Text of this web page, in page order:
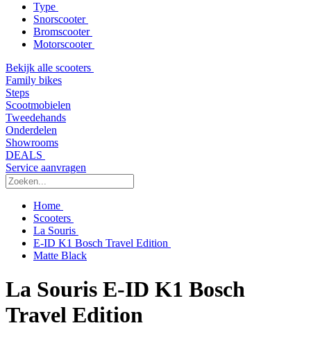
Type
Snorscooter
Bromscooter
Motorscooter
Bekijk alle scooters
Family bikes
Steps
Scootmobielen
Tweedehands
Onderdelen
Showrooms
DEALS
Service aanvragen
Home
Scooters
La Souris
E-ID K1 Bosch Travel Edition
Matte Black
La Souris E-ID K1 Bosch
Travel Edition